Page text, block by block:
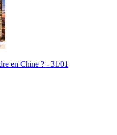
en Chine ? - 31/01